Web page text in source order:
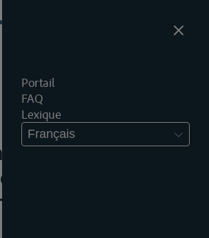
Portail
FAQ
Lexique
Français
-